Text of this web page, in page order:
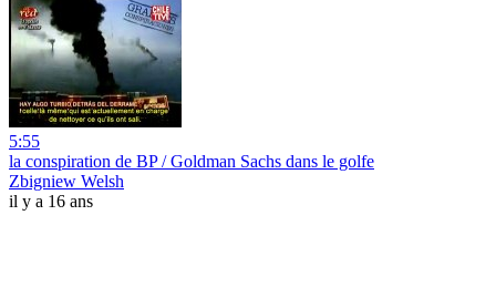
5:55
la conspiration de BP / Goldman Sachs dans le golfe
Zbigniew Welsh
il y a 16 ans